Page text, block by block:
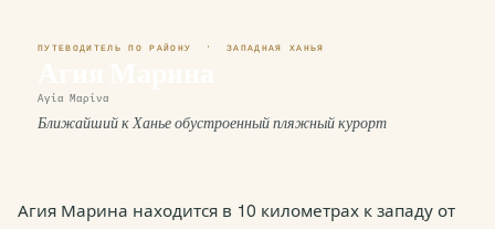
ПУТЕВОДИТЕЛЬ ПО РАЙОНУ · ЗАПАДНАЯ ХАНЬЯ
Αγία Μαρίνα
Ближайший к Ханье обустроенный пляжный курорт
Агия Марина находится в 10 километрах к западу от